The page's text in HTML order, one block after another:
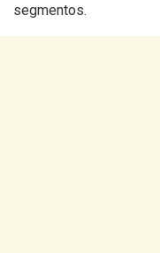
segmentos.